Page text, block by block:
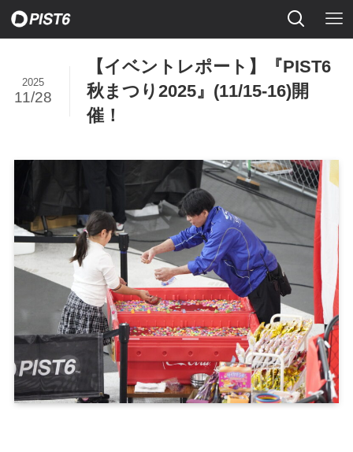
【イベントレポート】『PIST6
秋まつり2025』(11/15-16)開
催！
2025
11/28